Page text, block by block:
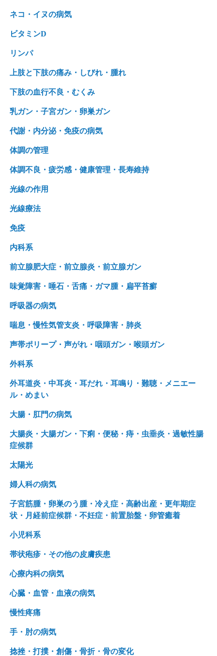
ネコ・イヌの病気
ビタミンD
リンパ
上肢と下肢の痛み・しびれ・腫れ
下肢の血行不良・むくみ
乳ガン・子宮ガン・卵巣ガン
代謝・内分泌・免疫の病気
体調の管理
体調不良・疲労感・健康管理・長寿維持
光線の作用
光線療法
免疫
内科系
前立腺肥大症・前立腺炎・前立腺ガン
味覚障害・唾石・舌痛・ガマ腫・扁平苔癬
呼吸器の病気
喘息・慢性気管支炎・呼吸障害・肺炎
声帯ポリープ・声がれ・咽頭ガン・喉頭ガン
外科系
外耳道炎・中耳炎・耳だれ・耳鳴り・難聴・メニエー
ル・めまい
大腸・肛門の病気
大腸炎・大腸ガン・下痢・便秘・痔・虫垂炎・過敏性腸
症候群
太陽光
婦人科の病気
子宮筋腫・卵巣のう腫・冷え症・高齢出産・更年期症
状・月経前症候群・不妊症・前置胎盤・卵管癒着
小児科系
帯状疱疹・その他の皮膚疾患
心療内科の病気
心臓・血管・血液の病気
慢性疼痛
手・肘の病気
捻挫・打撲・創傷・骨折・骨の変化